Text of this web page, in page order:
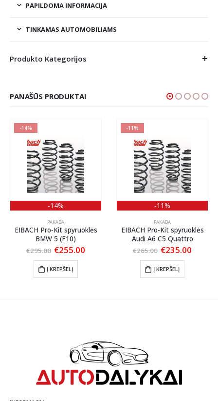
PAPILDOMA INFORMACIJA
TINKAMAS AUTOMOBILIAMS
Produkto Kategorijos
PANAŠŪS PRODUKTAI
-14%
-14%
PAKABA
EIBACH Pro-Kit spyruoklės
BMW 5 (F10)
€295.00 Original
was:
€295.00.
€255.00
Į KREPŠELĮ
-11%
-11%
PAKABA
EIBACH Pro-Kit spyruoklės
Audi A6 C5 Quattro
€265.00 Original
was:
€265.00.
€235.00
Į KREPŠELĮ